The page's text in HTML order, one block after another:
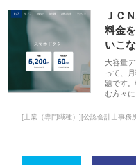
ＪＣ
料金
いこ
大容量
って、
題です
む方々
[士業（専門職種）][公認会計士事務